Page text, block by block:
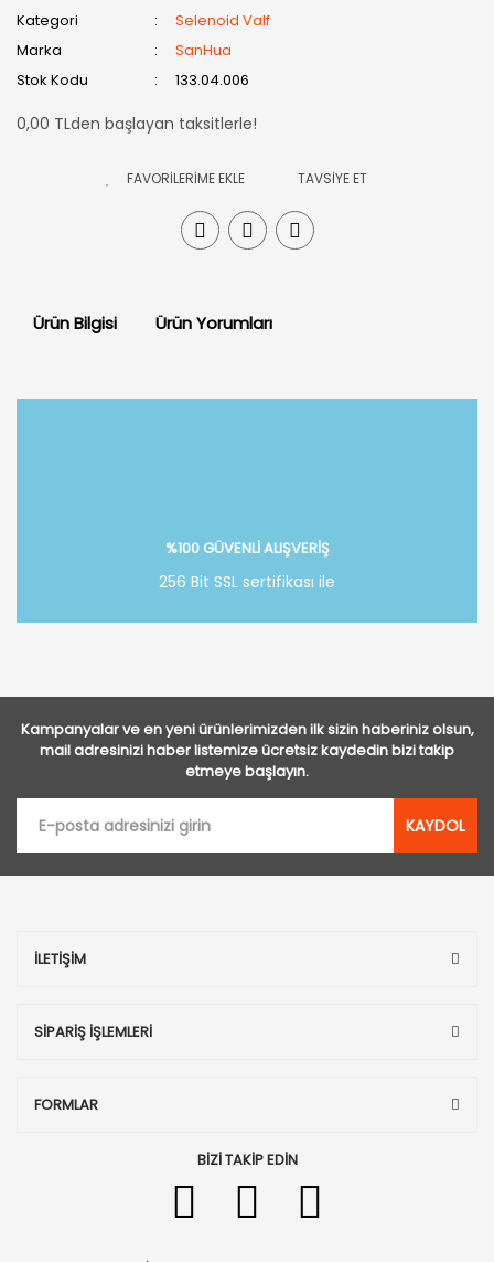
Kategori
Selenoid Valf
Marka
SanHua
Stok Kodu
133.04.006
0,00 TLden başlayan taksitlerle!
TAVSİYE ET
Ürün Bilgisi Ürün Yorumları
%100 GÜVENLİ ALIŞVERİŞ
256 Bit SSL sertifikası ile
Kampanyalar ve en yeni ürünlerimizden ilk sizin haberiniz olsun,
mail adresinizi haber listemize ücretsiz kaydedin bizi takip
etmeye başlayın.
KAYDOL
İLETİŞİM
SİPARİŞ İŞLEMLERİ
FORMLAR
BİZİ TAKİP EDİN